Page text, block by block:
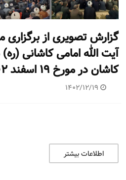
گزارش تصویری از
آیت الله امامی کاشانی
کاشان در مورخ ۱۹ اسفند ۱۴۰۲
1402/12/19
اطلاعات بیشتر